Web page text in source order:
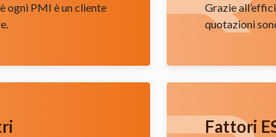
ogni PMI è un cliente
Grazie
quotazioni
Fattori